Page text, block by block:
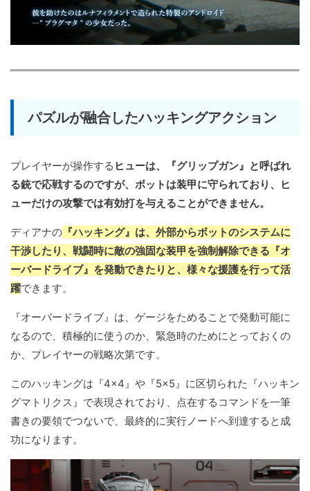
パズルが融合したハッキングアクション
プレイヤーが操作する ヒューは、『グリップガン』と呼ばれ
る銃で応戦するのですが、ボットは装甲に守られており、ヒ
ューだけの攻撃では有効打を与えることができません。
ディアナの 『ハッキング』は、外部からボットのシステムに
干渉したり、戦闘時に敵の強固な装甲を強制解除できる『オ
ーバードライブ』を発動できたりと、様々な援護を行って活
躍できます。
『オーバードライブ』は、ゲージをためることで発動可能に
なるので、積極的に使うのか、緊急時のためにとっておくの
か、プレイヤーの戦略次第です。
このハッキングは『4×4』や『5×5』に区切られた『ハッキン
グマトリクス』で表現されており、点在するコマンドを一筆
書きの要領でつないで、最終的に実行ノードへ到達すると成
功になります。